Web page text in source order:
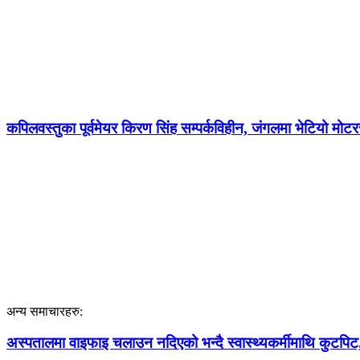
कपिलवस्तुका पूर्वमेयर किरण सिंह सम्पर्कविहीन, जंगलमा भेटियो
अन्य समाचारहरु:
अस्पतालमा वाइफाइ चलाउन नदिएको भन्दै स्वास्थ्यकर्मीमाथि